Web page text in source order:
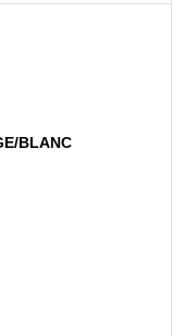
BLANC